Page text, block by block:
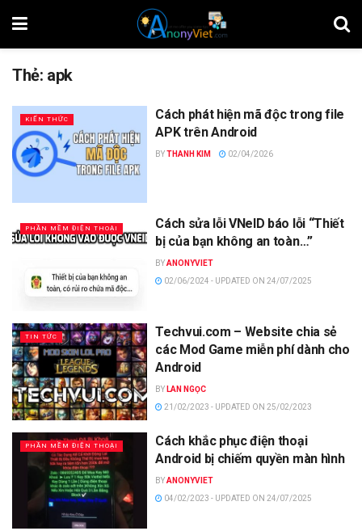
Thẻ: apk
KIẾN THỨC
Cách phát hiện mã độc trong file
APK trên Android
BYTHANH KIM 02/04/2026
PHẦN MỀM ĐIỆN THOẠI
Cách sửa lỗi VNeID báo lỗi “Thiết
bị của bạn không an toàn…”
BYANONYVIET
02/06/2024 - UPDATED ON 24/07/2025
TIN TỨC
Techvui.com – Website chia sẻ
các Mod Game miễn phí dành cho
Android
BY LAN NGỌC
21/02/2023 - UPDATED ON 25/02/2023
PHẦN MỀM ĐIỆN THOẠI
Cách khắc phục điện thoại
Android bị chiếm quyền màn hình
BYANONYVIET
04/02/2023 - UPDATED ON 24/07/2025